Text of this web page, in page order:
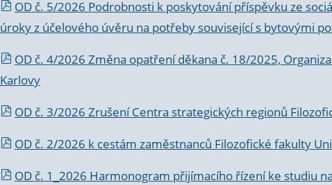
OD č. 5/2026 Podrobnosti k poskytování příspěvku ze
úroky z účelového úvěru na potřeby související s bytovými
OD č. 4/2026 Změna opatření děkana č. 18/2025,
Karlovy
OD č. 3/2026 Zrušení Centra strategických regionů
OD č. 2/2026 k cestám zaměstnanců Filozofické fakulty
OD č. 1_2026 Harmonogram přijímacího řízení ke studiu